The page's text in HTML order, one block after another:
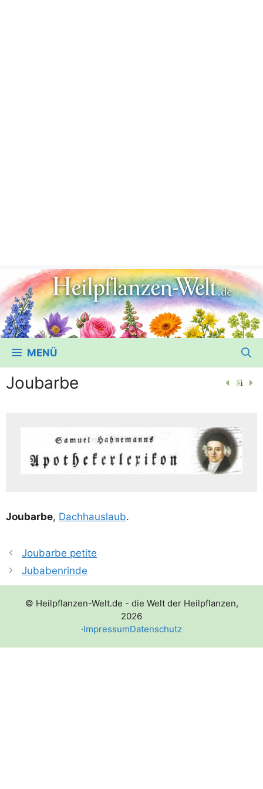
MENÜ
Joubarbe
Joubar­be, Dach­haus­laub.
Joubarbe petite
Jubabenrinde
© Heilpflanzen-Welt.de - die Welt der Heilpflanzen,
2026
·ImpressumDatenschutz